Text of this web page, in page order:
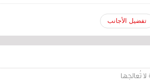
تفضيل الأجانب
تُعالجها